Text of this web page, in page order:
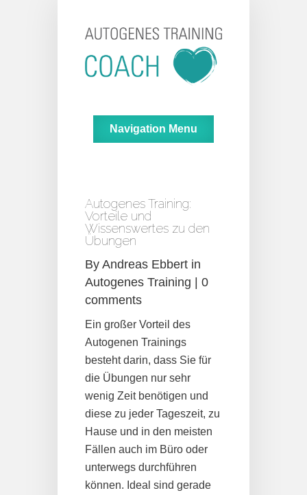
Navigation Menu
Autogenes Training:
Vorteile und
Wissenswertes zu den
Übungen
By Andreas Ebbert in
Autogenes Training | 0
comments
Ein großer Vorteil des
Autogenen Trainings
besteht darin, dass Sie für
die Übungen nur sehr
wenig Zeit benötigen und
diese zu jeder Tageszeit, zu
Hause und in den meisten
Fällen auch im Büro oder
unterwegs durchführen
können. Ideal sind gerade